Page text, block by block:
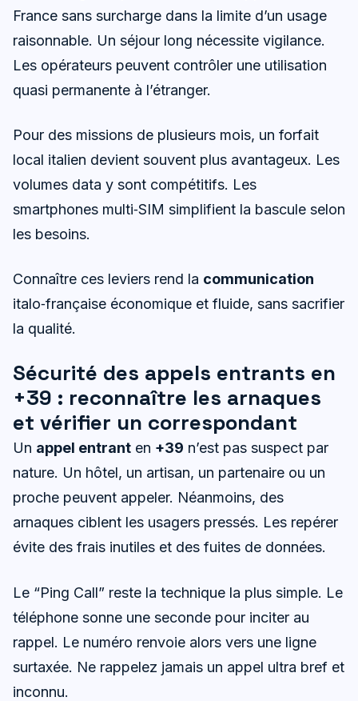
France sans surcharge dans la limite d’un usage
raisonnable. Un séjour long nécessite vigilance.
Les opérateurs peuvent contrôler une utilisation
quasi permanente à l’étranger.
Pour des missions de plusieurs mois, un forfait
local italien devient souvent plus avantageux. Les
volumes data y sont compétitifs. Les
smartphones multi‑SIM simplifient la bascule selon
les besoins.
Connaître ces leviers rend la communication
italo‑française économique et fluide, sans sacrifier
la qualité.
Sécurité des appels entrants en
+39 : reconnaître les arnaques
et vérifier un correspondant
Un appel entrant en +39 n’est pas suspect par
nature. Un hôtel, un artisan, un partenaire ou un
proche peuvent appeler. Néanmoins, des
arnaques ciblent les usagers pressés. Les repérer
évite des frais inutiles et des fuites de données.
Le “Ping Call” reste la technique la plus simple. Le
téléphone sonne une seconde pour inciter au
rappel. Le numéro renvoie alors vers une ligne
surtaxée. Ne rappelez jamais un appel ultra bref et
inconnu.